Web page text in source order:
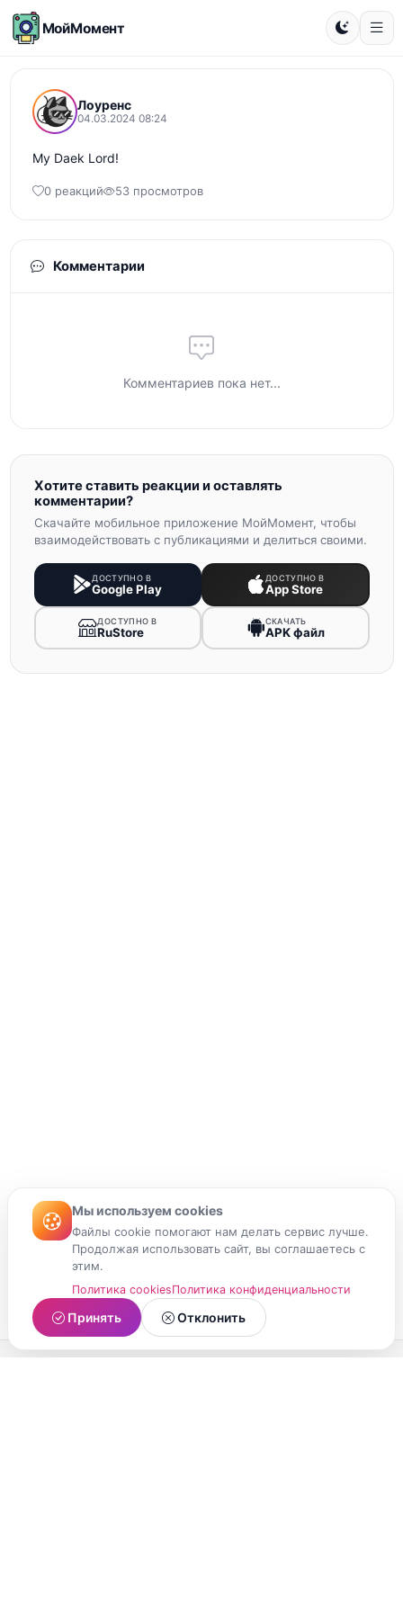
МойМомент
Лоуренс
04.03.2024 08:24
My Daek Lord!
0 реакций 53 просмотров
Комментарии
Комментариев пока нет...
Хотите ставить реакции и оставлять
комментарии?
Скачайте мобильное приложение МойМомент, чтобы
взаимодействовать с публикациями и делиться своими.
ДОСТУПНО В
Google Play
ДОСТУПНО В
App Store
ДОСТУПНО В
RuStore
СКАЧАТЬ
APK файл
Мы используем cookies
Файлы cookie помогают нам делать сервис лучше.
Продолжая использовать сайт, вы соглашаетесь с
этим.
Политика cookiesПолитика конфиденциальности
Принять Отклонить